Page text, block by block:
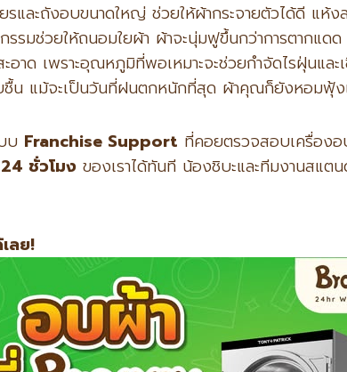
รและถังอบขนาดใหญ่ ช่วยให้ผ้ากระจายตัวได้ดี แห้ง
รรมช่วยให้ถนอมใยผ้า ผ้าจะนุ่มฟูขึ้นกว่าการตากแด
ะอาด เพราะอุณหภูมิที่พอเหมาะจะช่วยกำจัดไรฝุ่นแล
น แม้จะเป็นวันที่ฝนตกหนักที่สุด ผ้าคุณก็ยังหอมฟุ้ง
บ Franchise Support ที่คอยตรวจสอบเครื่อง
ชั่วโมง ของเราได้ทันที น้องชิบะและทีมงานสแต
ลย!